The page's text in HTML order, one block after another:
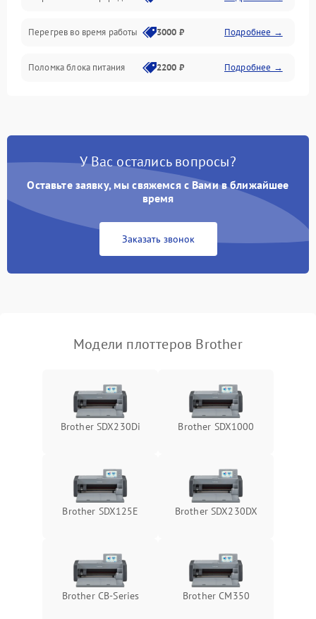
Корпус/Герметичность
Интерфейсы
Перегрев во время работы 3000 ₽ Подробнее →
Поломка блока питания 2200 ₽ Подробнее →
У Вас остались вопросы?
Оставьте заявку, мы свяжемся с Вами в ближайшее
время
Заказать звонок
Модели плоттеров Brother
Brother SDX230Di Brother SDX1000
Brother SDX125E Brother SDX230DX
Brother CB-Series Brother CM350